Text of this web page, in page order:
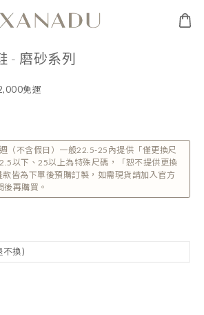
- 磨砂系列
免運
（不含假日）一般22.5-25內提供「僅更換尺
以下、25以上為特殊尺碼，「恕不提供更換
皆為下單後預購訂製，如需現貨請加入官方
後再購買。